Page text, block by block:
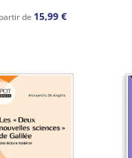
de 15,99 €